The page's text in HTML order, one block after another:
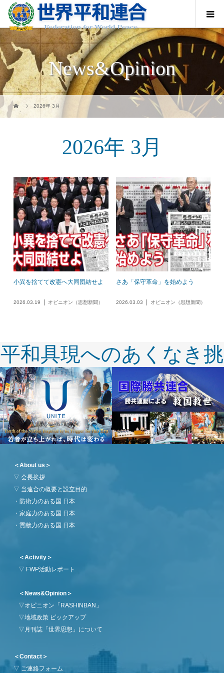
News&Opinion
2026年 3月
2026年 3月
小異を捨てて改憲へ大同団結せよ
2026.03.19 オピニオン（思想新聞）
さあ「保守革命」を始めよう
2026.03.03 オピニオン（思想新聞）
平和具現へのあくなき挑
戦！
＜About us＞
▽会長挨拶
▽ 当連合の概要と設立目的
・ 防衛力のある国 日本
・家庭力のある国 日本
・貢献力のある国 日本
＜Activity＞
▽ FWP活動レポート
＜News&Opinion＞
▽オピニオン「RASHINBAN」
▽地域政策 ピックアップ
▽ 月刊誌「世界思想」について
＜Contact＞
▽ ご連絡フォーム